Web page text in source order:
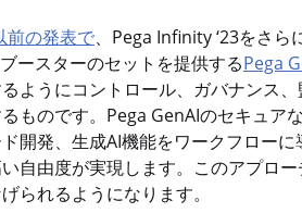
前の発表で、Pega Infinity ‘23をさ
ースターのセットを提供するPega
ようにコントロール、ガバナンス
ものです。Pega GenAIのセキュア
開発、生成AI機能をワークフロー
自由度が実現します。このアプロ
られるようになります。